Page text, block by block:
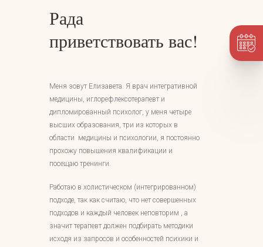
Рада
приветствовать вас!
Меня зовут Елизавета. Я врач интегративной
медицины, иглорефлексотерапевт и
дипломированный психолог, у меня четыре
высших образования, три из которых в
области медицины и психологии, я постоянно
прохожу повышения квалификации и
посещаю тренинги.
Работаю в холистическом (интегрированном)
подходе, так как считаю, что нет совершенных
подходов и каждый человек неповторим , а
значит терапевт должен подбирать методики
исходя из запросов и особенностей психики и